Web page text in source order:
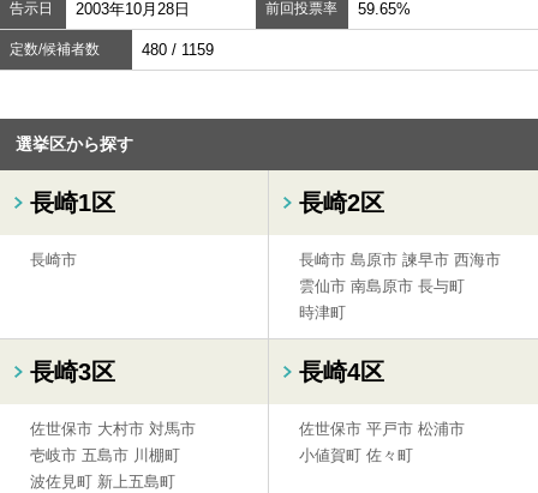
告示日 2003年10月28日 前回投票率 59.65%
定数/候補者数 480 / 1159
選挙区から探す
長崎1区
長崎市
長崎2区
長崎市 島原市 諫早市 西海市
雲仙市 南島原市 長与町
時津町
長崎3区
佐世保市 大村市 対馬市
壱岐市 五島市 川棚町
波佐見町 新上五島町
長崎4区
佐世保市 平戸市 松浦市
小値賀町 佐々町